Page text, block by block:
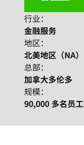
行业：
金融服务
地区：
北美地区（NA）
总部：
加拿大多伦多
规模：
90,000 多名员工